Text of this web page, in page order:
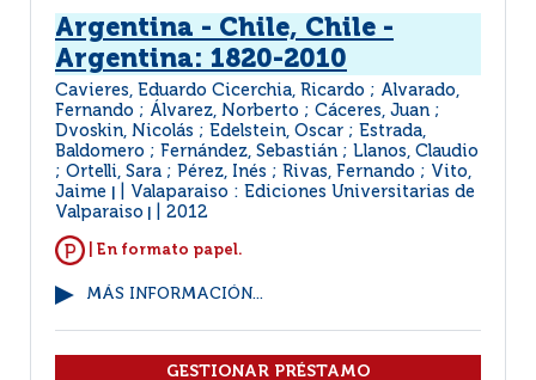
Argentina - Chile, Chile -
Argentina: 1820-2010
Cavieres, Eduardo Cicerchia, Ricardo ; Alvarado,
Fernando ; Álvarez, Norberto ; Cáceres, Juan ;
Dvoskin, Nicolás ; Edelstein, Oscar ; Estrada,
Baldomero ; Fernández, Sebastián ; Llanos, Claudio
; Ortelli, Sara ; Pérez, Inés ; Rivas, Fernando ; Vito,
Jaime
Valaparaiso : Ediciones Universitarias de
Valparaiso
2012
| En formato papel.
MÁS INFORMACIÓN...